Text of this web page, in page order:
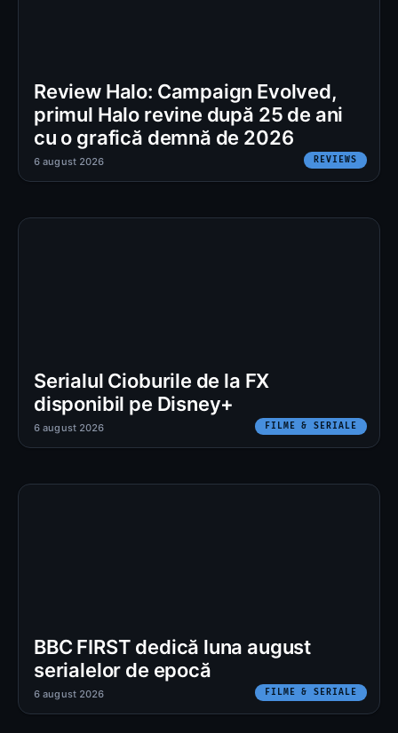
Review Halo: Campaign Evolved,
primul Halo revine după 25 de ani
cu o grafică demnă de 2026
REVIEWS
6 august 2026
Serialul Cioburile de la FX
disponibil pe Disney+
FILME & SERIALE
6 august 2026
BBC FIRST dedică luna august
serialelor de epocă
FILME & SERIALE
6 august 2026